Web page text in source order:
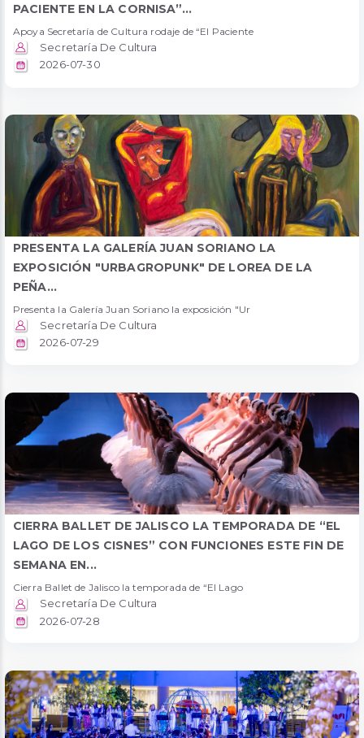
PACIENTE EN LA CORNISA”...
Apoya Secretaría de Cultura rodaje de “El Paciente
Secretaría De Cultura
2026-07-30
PRESENTA LA GALERÍA JUAN SORIANO LA
EXPOSICIÓN "URBAGROPUNK" DE LOREA DE LA
PEÑA...
Presenta la Galería Juan Soriano la exposición "Ur
Secretaría De Cultura
2026-07-29
CIERRA BALLET DE JALISCO LA TEMPORADA DE “EL
LAGO DE LOS CISNES” CON FUNCIONES ESTE FIN DE
SEMANA EN...
Cierra Ballet de Jalisco la temporada de “El Lago
Secretaría De Cultura
2026-07-28